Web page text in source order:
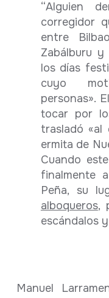
“Alguien
corregidor
entre
Zabálburu
los días
cuyo
personas».
tocar por
trasladó
ermita de
Cuando
finalmente
Peña, su
alboqueros,
escándalos
Manuel